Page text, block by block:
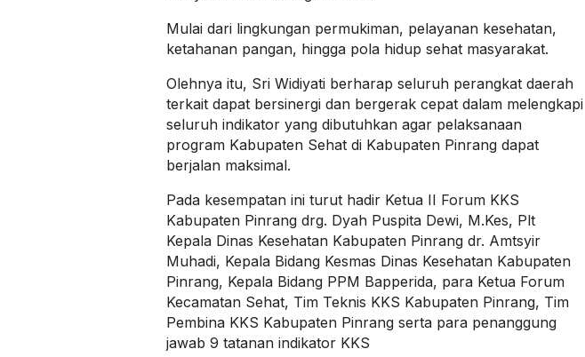
Mulai dari lingkungan permukiman, pelayanan kesehatan,
ketahanan pangan, hingga pola hidup sehat masyarakat.
Olehnya itu, Sri Widiyati berharap seluruh perangkat daerah
terkait dapat bersinergi dan bergerak cepat dalam melengkapi
seluruh indikator yang dibutuhkan agar pelaksanaan
program Kabupaten Sehat di Kabupaten Pinrang dapat
berjalan maksimal.
Pada kesempatan ini turut hadir Ketua II Forum KKS
Kabupaten Pinrang drg. Dyah Puspita Dewi, M.Kes, Plt
Kepala Dinas Kesehatan Kabupaten Pinrang dr. Amtsyir
Muhadi, Kepala Bidang Kesmas Dinas Kesehatan Kabupaten
Pinrang, Kepala Bidang PPM Bapperida, para Ketua Forum
Kecamatan Sehat, Tim Teknis KKS Kabupaten Pinrang, Tim
Pembina KKS Kabupaten Pinrang serta para penanggung
jawab 9 tatanan indikator KKS